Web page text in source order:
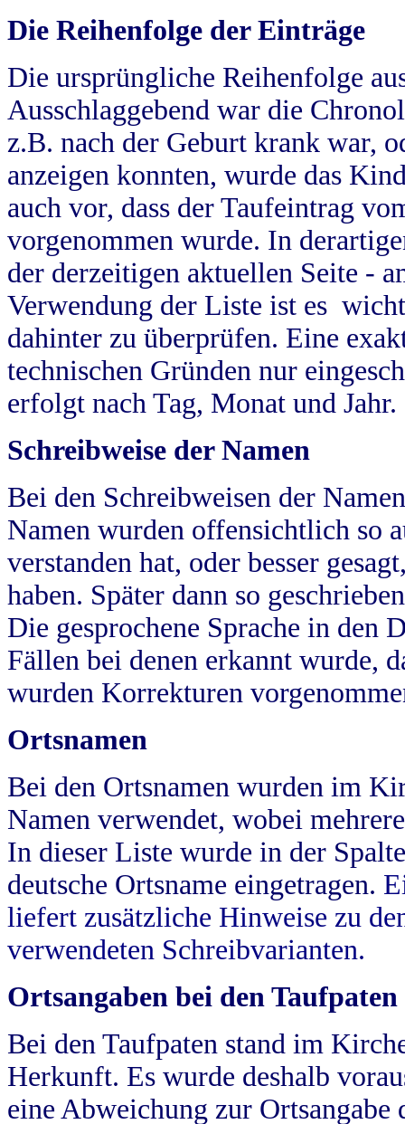
Die Reihenfolge der Einträge
Die ursprüngliche Reihenfolge
Ausschlaggebend war die
z.B. nach der Geburt krank war,
anzeigen konnten, wurde das
auch vor, dass der Taufeintrag
vorgenommen wurde. In
der derzeitigen aktuellen Seite -
Verwendung der Liste ist es
dahinter zu überprüfen. Eine
technischen Gründen nur
erfolgt nach Tag, Monat und Jahr.
Schreibweise der Namen
Bei den Schreibweisen der
Namen wurden offensichtlich so
verstanden hat, oder besser
haben. Später dann so
Die gesprochene Sprache in
Fällen bei denen erkannt wurde,
wurden Korrekturen
Ortsnamen
Bei den Ortsnamen wurden im
Namen verwendet, wobei
In dieser Liste wurde in der
deutsche Ortsname eingetragen.
liefert zusätzliche Hinweise zu
verwendeten Schreibvarianten.
Ortsangaben bei den Taufpaten
Bei den Taufpaten stand im
Herkunft. Es wurde deshalb
eine Abweichung zur